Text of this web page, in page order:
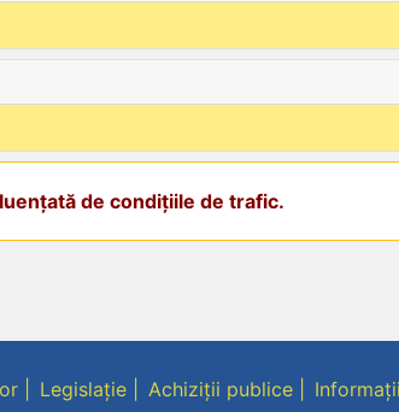
de condițiile de trafic.
Legislație Achiziții publice